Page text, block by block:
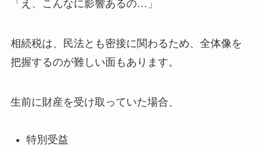
「え、こんなに影響あるの…」
相続税は、民法とも密接に関わるため、全体像を
把握するのが難しい面もあります。
生前に財産を受け取っていた場合、
特別受益